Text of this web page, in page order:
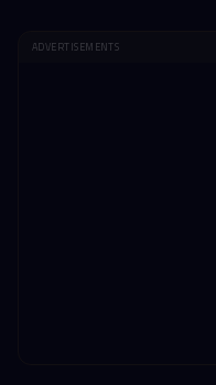
ADVERTISEMENTS